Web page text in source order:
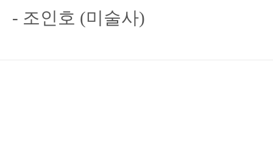
- 조인호 (미술사)